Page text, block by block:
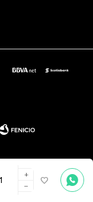
add
remove
consultas
no dudes
en